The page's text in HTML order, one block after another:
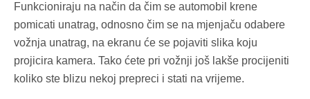
Funkcioniraju na način da čim se automobil krene
pomicati unatrag, odnosno čim se na mjenjaču odabere
vožnja unatrag, na ekranu će se pojaviti slika koju
projicira kamera. Tako ćete pri vožnji još lakše procijeniti
koliko ste blizu nekoj prepreci i stati na vrijeme.